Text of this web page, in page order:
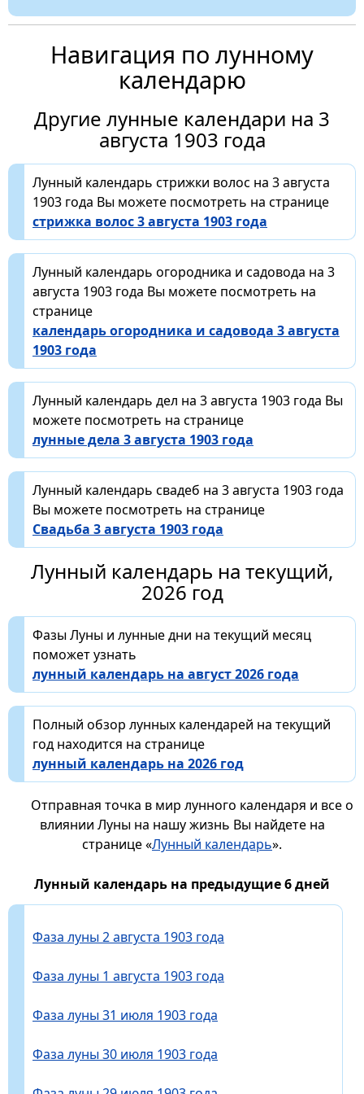
Навигация по лунному
календарю
Другие лунные календари на 3
августа 1903 года
Лунный календарь стрижки волос на 3 августа
1903 года Вы можете посмотреть на странице
стрижка волос 3 августа 1903 года
Лунный календарь огородника и садовода на 3
августа 1903 года Вы можете посмотреть на
странице
календарь огородника и садовода 3 августа
1903 года
Лунный календарь дел на 3 августа 1903 года Вы
можете посмотреть на странице
лунные дела 3 августа 1903 года
Лунный календарь свадеб на 3 августа 1903 года
Вы можете посмотреть на странице
Свадьба 3 августа 1903 года
Лунный календарь на текущий,
2026 год
Фазы Луны и лунные дни на текущий месяц
поможет узнать
лунный календарь на август 2026 года
Полный обзор лунных календарей на текущий
год находится на странице
лунный календарь на 2026 год
Отправная точка в мир лунного календаря и все о
влиянии Луны на нашу жизнь Вы найдете на
странице «Лунный календарь».
Лунный календарь на предыдущие 6 дней
Фаза луны 2 августа 1903 года
Фаза луны 1 августа 1903 года
Фаза луны 31 июля 1903 года
Фаза луны 30 июля 1903 года